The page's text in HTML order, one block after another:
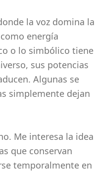
la voz domina la
energía
o lo simbólico tiene
sus potencias
Algunas se
simplemente dejan
Me interesa la idea
que conservan
temporalmente en